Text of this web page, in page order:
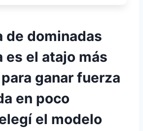
de dominadas
es el atajo más
ganar fuerza
en poco
el modelo